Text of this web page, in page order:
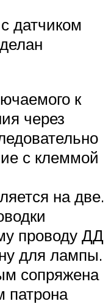
датчиком
к
через
с клеммой
на две.
проводу ДД
для лампы.
сопряжена
патрона